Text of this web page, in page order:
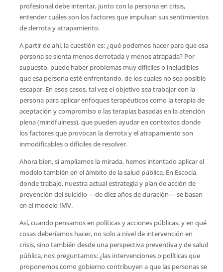
profesional debe intentar, junto con la persona en crisis,
entender cuáles son los factores que impulsan sus sentimientos
de derrota y atrapamiento.
A partir de ahí, la cuestión es: ¿qué podemos hacer para que esa
persona se sienta menos derrotada y menos atrapada? Por
supuesto, puede haber problemas muy difíciles o ineludibles
que esa persona esté enfrentando, de los cuales no sea posible
escapar. En esos casos, tal vez el objetivo sea trabajar con la
persona para aplicar enfoques terapéuticos como la terapia de
aceptación y compromiso o las terapias basadas en la atención
plena (mindfulness), que pueden ayudar en contextos donde
los factores que provocan la derrota y el atrapamiento son
inmodificables o difíciles de resolver.
Ahora bien, si ampliamos la mirada, hemos intentado aplicar el
modelo también en el ámbito de la salud pública. En Escocia,
donde trabajo, nuestra actual estrategia y plan de acción de
prevención del suicidio —de diez años de duración— se basan
en el modelo IMV.
Así, cuando pensamos en políticas y acciones públicas, y en qué
cosas deberíamos hacer, no solo a nivel de intervención en
crisis, sino también desde una perspectiva preventiva y de salud
pública, nos preguntamos: ¿las intervenciones o políticas que
proponemos como gobierno contribuyen a que las personas se